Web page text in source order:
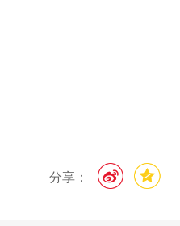
分享：